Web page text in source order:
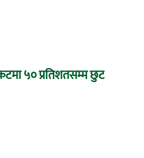
५० प्रतिशतसम्म छुट